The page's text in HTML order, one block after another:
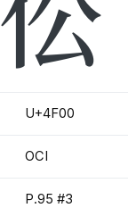
U+4F00
OCI
P.95 #3